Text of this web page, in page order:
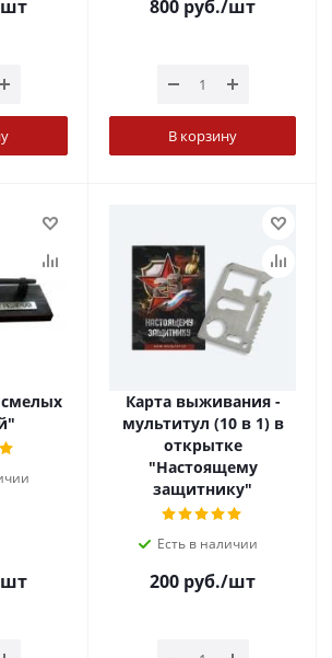
800 руб./шт
В корзину
Карта выживания -
мультитул (10 в 1) в
открытке
"Настоящему
защитнику"
Есть в наличии
200 руб./шт